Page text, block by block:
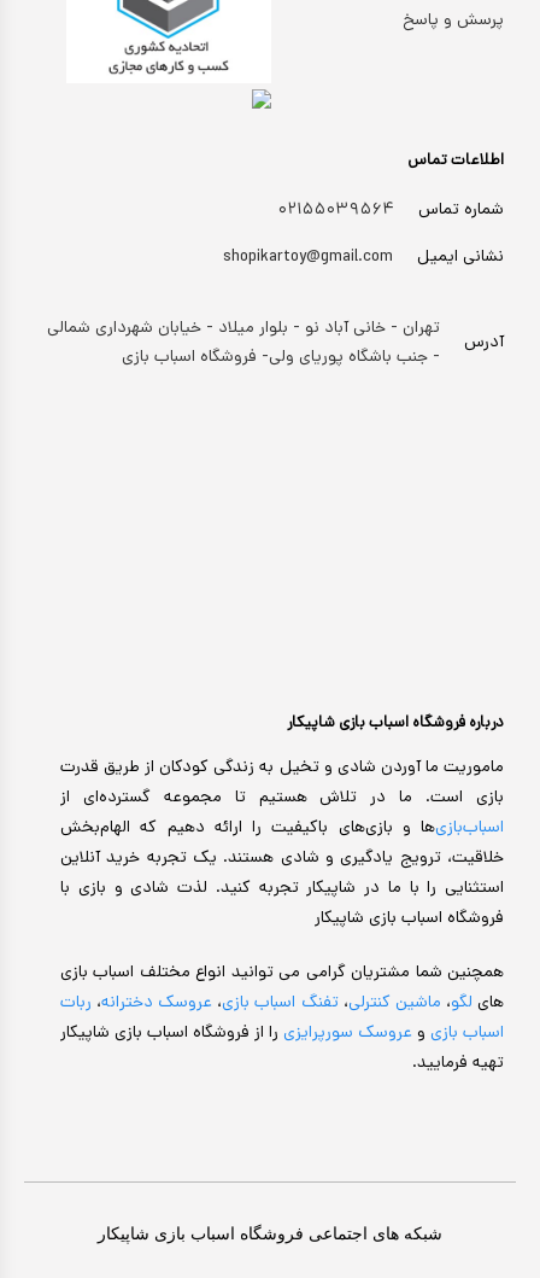
درباره فروشگاه اسباب بازی شاپیکار
ماموریت ما آوردن شادی و تخیل به زندگی کودکان از طریق قدرت
بازی است. ما در تلاش هستیم تا مجموعه گسترده‌ای از
اسباب‌بازی‌ها و بازی‌های باکیفیت را ارائه دهیم که الهام‌بخش
خلاقیت، ترویج یادگیری و شادی هستند. یک تجربه خرید آنلاین
استثنایی را با ما در شاپیکار تجربه کنید. لذت شادی و بازی با
فروشگاه اسباب بازی شاپیکار
همچنین شما مشتریان گرامی می توانید انواع مختلف اسباب بازی
های لگو، ماشین کنترلی،تفنگ اسباب بازی، عروسک دخترانه، ربات
اسباب بازی و عروسک سورپرایزی را از فروشگاه اسباب بازی شاپیکار
تهیه فرمایید.
اطلاعات تماس
شماره تماس
۰۲۱۵۵۰۳۹۵۶۴
نشانی ایمیل
shopikartoy@gmail.com
آدرس
تهران - خانی آباد نو - بلوار میلاد - خیابان شهرداری شمالی
- جنب باشگاه پوریای ولی- فروشگاه اسباب بازی
پرسش و پاسخ
شبکه های اجتماعی فروشگاه اسباب بازی شاپیکار